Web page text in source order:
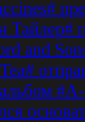
Тайлер#
and
#A-